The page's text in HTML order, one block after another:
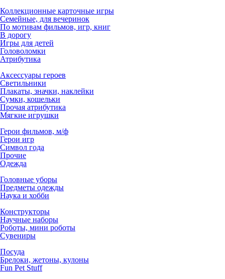
Коллекционные карточные игры
Семейные, для вечеринок
По мотивам фильмов, игр, книг
В дорогу
Игры для детей
Головоломки
Атрибутика
Аксессуары героев
Светильники
Плакаты, значки, наклейки
Сумки, кошельки
Прочая атрибутика
Мягкие игрушки
Герои фильмов, м/ф
Герои игр
Символ года
Прочие
Одежда
Головные уборы
Предметы одежды
Наука и хобби
Конструкторы
Научные наборы
Роботы, мини роботы
Сувениры
Посуда
Брелоки, жетоны, кулоны
Fun Pet Stuff